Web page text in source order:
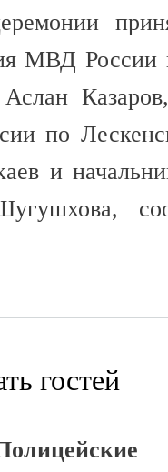
МВД
по
и
гостей